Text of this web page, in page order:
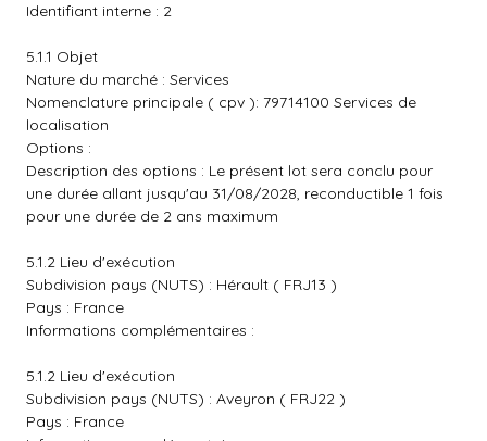
Identifiant interne : 2
5.1.1 Objet
Nature du marché : Services
Nomenclature principale ( cpv ): 79714100 Services de
localisation
Options :
Description des options : Le présent lot sera conclu pour
une durée allant jusqu'au 31/08/2028, reconductible 1 fois
pour une durée de 2 ans maximum
5.1.2 Lieu d'exécution
Subdivision pays (NUTS) : Hérault ( FRJ13 )
Pays : France
Informations complémentaires :
5.1.2 Lieu d'exécution
Subdivision pays (NUTS) : Aveyron ( FRJ22 )
Pays : France